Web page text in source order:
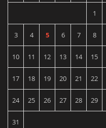
1
3 4 5 6 7 8
10 11 12 13 14 15
17 18 19 20 21 22
24 25 26 27 28 29
31